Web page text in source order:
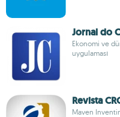
Jornal do
Ekonomi ve
uygulaması
Revista
Maven